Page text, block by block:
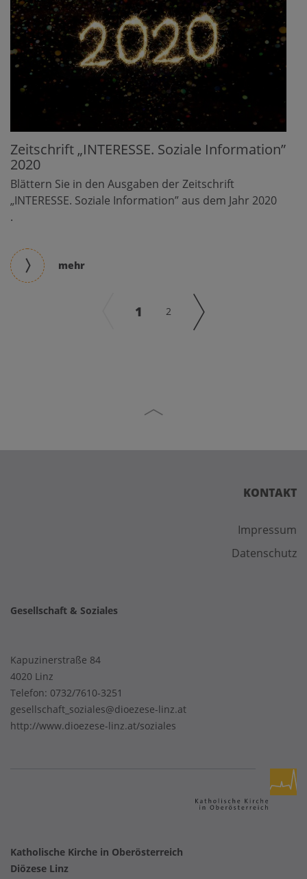
Zeitschrift „INTERESSE. Soziale Information”
2020
Blättern Sie in den Ausgaben der Zeitschrift
„INTERESSE. Soziale Information” aus dem Jahr 2020
.
mehr
1 2
KONTAKT
Impressum
Datenschutz
Gesellschaft & Soziales
Kapuzinerstraße 84
4020 Linz
Telefon: 0732/7610-3251
gesellschaft_soziales@dioezese-linz.at
http://www.dioezese-linz.at/soziales
Katholische Kirche in Oberösterreich
Diözese Linz